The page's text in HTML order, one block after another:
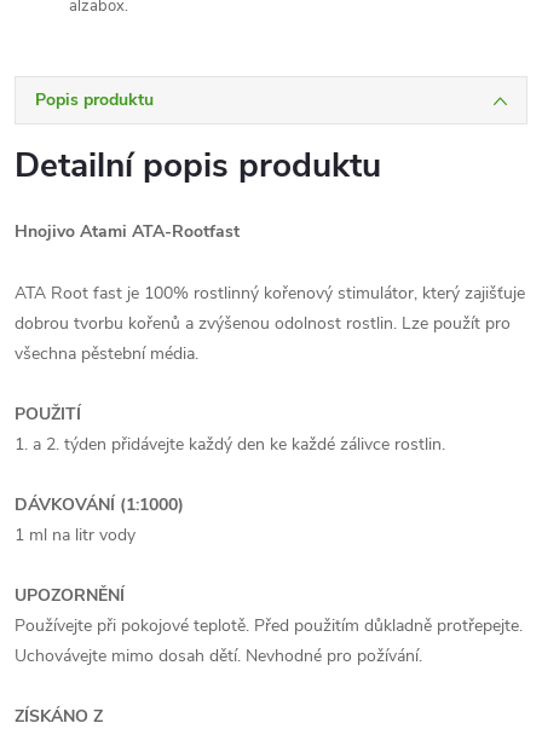
alzabox.
Popis produktu
Detailní popis produktu
Hnojivo Atami ATA-Rootfast
ATA Root fast je 100% rostlinný kořenový stimulátor, který zajišťuje
dobrou tvorbu kořenů a zvýšenou odolnost rostlin. Lze použít pro
všechna pěstební média.
POUŽITÍ
1. a 2. týden přidávejte každý den ke každé zálivce rostlin.
DÁVKOVÁNÍ (1:1000)
1 ml na litr vody
UPOZORNĚNÍ
Používejte při pokojové teplotě. Před použitím důkladně protřepejte.
Uchovávejte mimo dosah dětí. Nevhodné pro požívání.
ZÍSKÁNO Z